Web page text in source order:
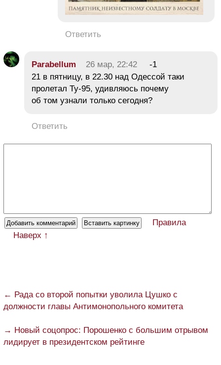
Ответить
Parabellum 26 мар, 22:42
-1
21 в пятницу, в 22.30 над Одессой таки
пролетал Ту-95, удивляюсь почему
об том узнали только сегодня?
Ответить
Правила
Наверх ↑
← Рада со второй попытки уволила Цушко с
должности главы Антимонопольного комитета
→ Новый соцопрос: Порошенко с большим отрывом
лидирует в президентском рейтинге